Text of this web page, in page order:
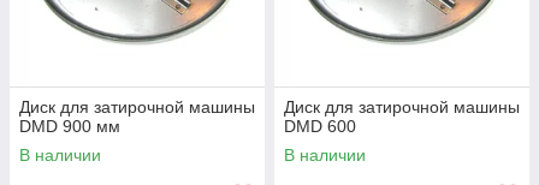
Диск для затирочной машины
DMD 900 мм
В наличии
Диск для затирочной машины
DMD 600
В наличии